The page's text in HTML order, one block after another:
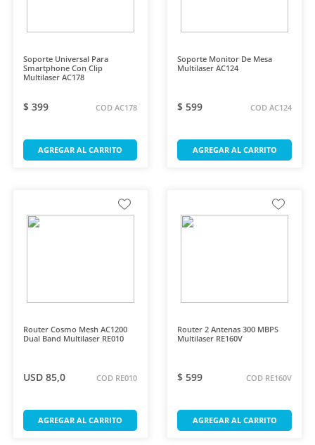
Soporte Universal Para
Smartphone Con Clip
Multilaser AC178
$ 399 COD AC178
AGREGAR AL CARRITO
Soporte Monitor De Mesa
Multilaser AC124
$ 599 COD AC124
AGREGAR AL CARRITO
Router Cosmo Mesh AC1200
Dual Band Multilaser RE010
USD 85,0 COD RE010
AGREGAR AL CARRITO
Router 2 Antenas 300 MBPS
Multilaser RE160V
$ 599 COD RE160V
AGREGAR AL CARRITO